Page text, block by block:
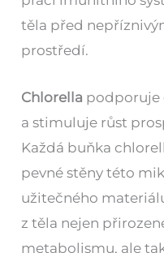
těla před
prostředí.
Chlorella podporuje
a stimuluje růst
Každá buňka
pevné stěny této
užitečného
z těla nejen
metabolismu, ale